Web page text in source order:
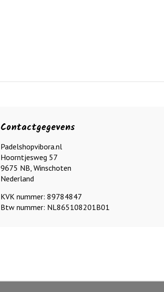
Contactgegevens
Padelshopvibora.nl
Hoorntjesweg 57
9675 NB, Winschoten
Nederland
KVK nummer: 89784847
Btw nummer: NL865108201B01